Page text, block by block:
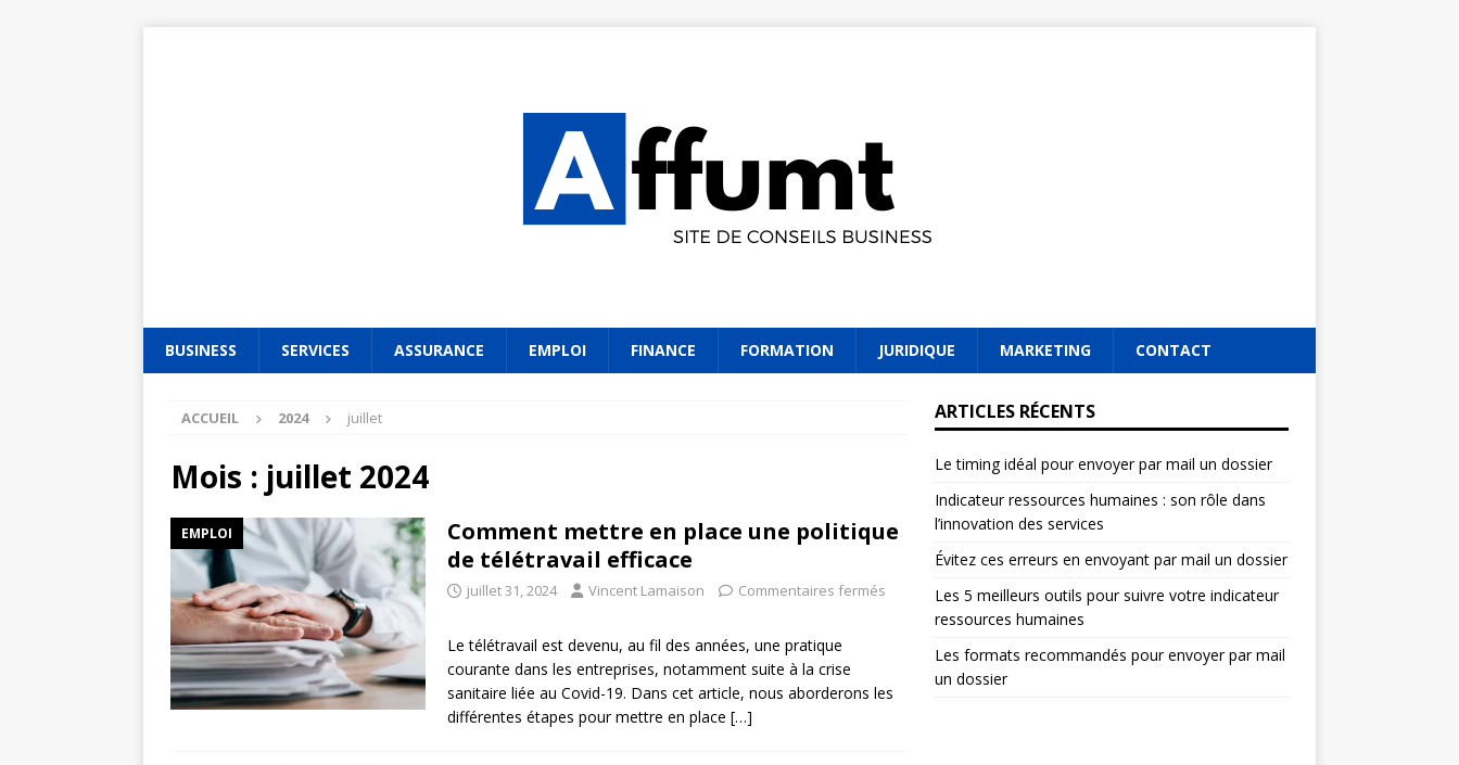
BUSINESS SERVICES ASSURANCE EMPLOI FINANCE FORMATION JURIDIQUE MARKETING CONTACT
ACCUEIL 2024 juillet
Mois : juillet 2024
EMPLOI
Comment mettre en place une politique
de télétravail efficace
juillet 31, 2024 Vincent Lamaison Commentaires fermés
Le télétravail est devenu, au fil des années, une pratique
courante dans les entreprises, notamment suite à la crise
sanitaire liée au Covid-19. Dans cet article, nous aborderons les
différentes étapes pour mettre en place […]
ARTICLES RÉCENTS
Le timing idéal pour envoyer par mail un dossier
Indicateur ressources humaines : son rôle dans
l’innovation des services
Évitez ces erreurs en envoyant par mail un dossier
Les 5 meilleurs outils pour suivre votre indicateur
ressources humaines
Les formats recommandés pour envoyer par mail
un dossier